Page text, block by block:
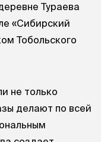
Тураева
«Сибирский
Тобольского
не только
делают по всей